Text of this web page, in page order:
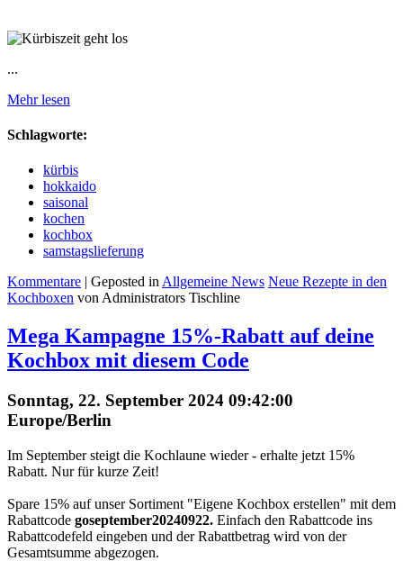
...
Mehr lesen
Schlagworte:
kürbis
hokkaido
saisonal
kochen
kochbox
samstagslieferung
Kommentare | Geposted in Allgemeine News Neue Rezepte in den
Kochboxen von Administrators Tischline
Mega Kampagne 15%-Rabatt auf deine
Kochbox mit diesem Code
Sonntag, 22. September 2024 09:42:00
Europe/Berlin
Im September steigt die Kochlaune wieder - erhalte jetzt 15%
Rabatt. Nur für kurze Zeit!
Spare 15% auf unser Sortiment "Eigene Kochbox erstellen" mit dem
Rabattcode goseptember20240922. Einfach den Rabattcode ins
Rabattcodefeld eingeben und der Rabattbetrag wird von der
Gesamtsumme abgezogen.